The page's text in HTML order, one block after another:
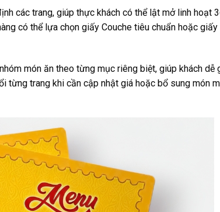
các trang, giúp thực khách có thể lật mở linh hoạt
có thể lựa chọn giấy Couche tiêu chuẩn hoặc giấy
món ăn theo từng mục riêng biệt, giúp khách dễ
từng trang khi cần cập nhật giá hoặc bổ sung món